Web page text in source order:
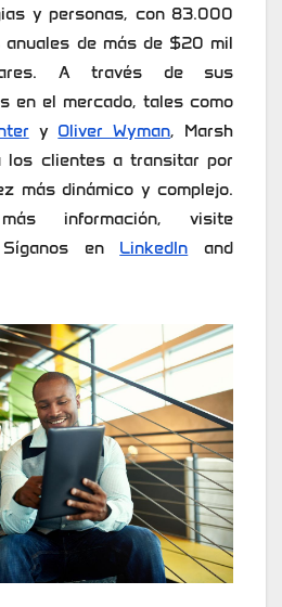
y personas, con 83.000
anuales de más de $20 mil
A través de sus
en el mercado, tales como
y Oliver Wyman, Marsh
los clientes a transitar por
más dinámico y complejo.
información, visite
en LinkedIn and